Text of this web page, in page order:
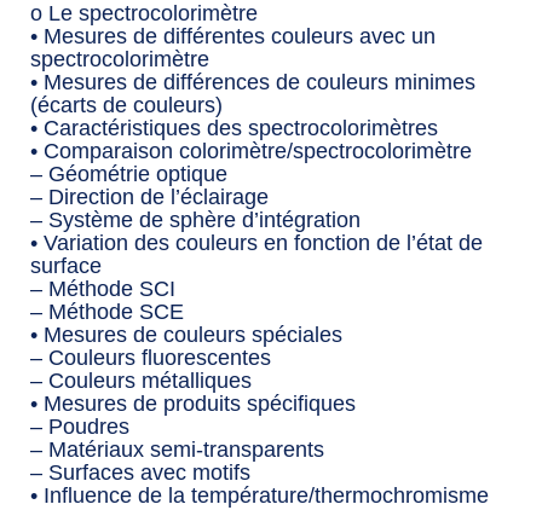
o Le spectrocolorimètre
• Mesures de différentes couleurs avec un
spectrocolorimètre
• Mesures de différences de couleurs minimes
(écarts de couleurs)
• Caractéristiques des spectrocolorimètres
• Comparaison colorimètre/spectrocolorimètre
– Géométrie optique
– Direction de l’éclairage
– Système de sphère d’intégration
• Variation des couleurs en fonction de l’état de
surface
– Méthode SCI
– Méthode SCE
• Mesures de couleurs spéciales
– Couleurs fluorescentes
– Couleurs métalliques
• Mesures de produits spécifiques
– Poudres
– Matériaux semi-transparents
– Surfaces avec motifs
• Influence de la température/thermochromisme